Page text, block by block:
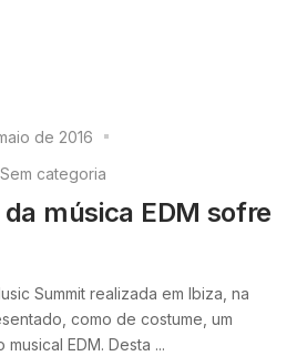
de 2016
Sem categoria
música EDM sofre
Summit realizada em Ibiza, na
como de costume, um
EDM. Desta ...